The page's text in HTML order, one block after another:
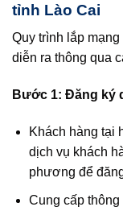
tỉnh Lào Cai
Quy trình lắp
diễn ra thông qua
Bước 1: Đăng ký
Khách hàng tại
dịch vụ khách
phương để
Cung cấp